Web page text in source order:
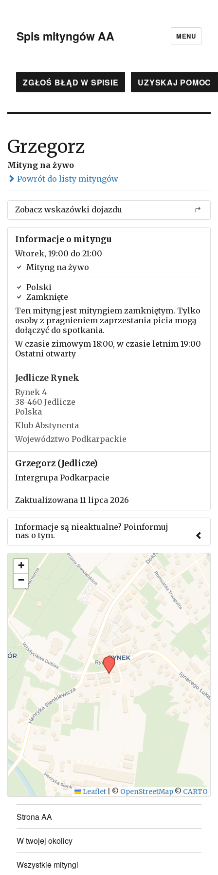
Spis mityngów AA MENU
ZGŁOŚ BŁĄD W SPISIE UZYSKAJ POMOC
Grzegorz
Mityng na żywo
Powrót do listy mityngów
Zobacz wskazówki dojazdu
Informacje o mityngu
Wtorek, 19:00 do 21:00
Mityng na żywo
Polski
Zamknięte
Ten mityng jest mityngiem zamkniętym. Tylko
osoby z pragnieniem zaprzestania picia mogą
dołączyć do spotkania.
W czasie zimowym 18:00, w czasie letnim 19:00
Ostatni otwarty
Jedlicze Rynek
Rynek 4
38-460 Jedlicze
Polska
Klub Abstynenta
Województwo Podkarpackie
Grzegorz (Jedlicze)
Intergrupa Podkarpacie
Zaktualizowana 11 lipca 2026
Informacje są nieaktualne? Poinformuj
nas o tym.
Użyj tego formularza aby przesłać informację o
zmianach w powyższym mityngu.
WYŚLIJ
+
−
Leaflet © OpenStreetMap © CARTO
Strona AA
W twojej okolicy
Wszystkie mityngi